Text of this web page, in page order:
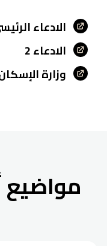
الادعاء
الادعاء 2
وزارة